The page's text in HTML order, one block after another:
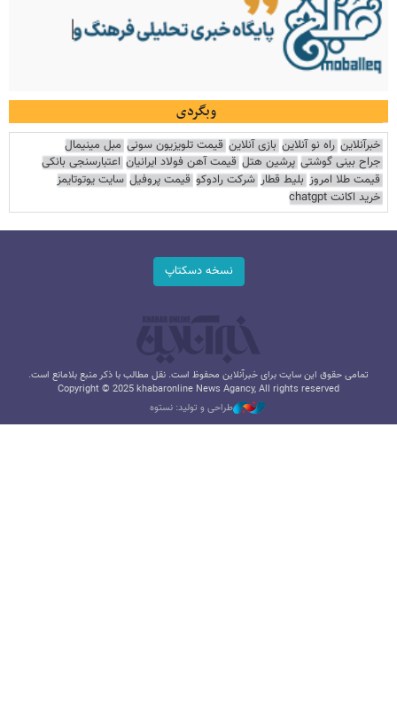
وبگردی
خبرآنلاین راه نو آنلاین بازی آنلاین قیمت تلویزیون سونی مبل مینیمال
جراح بینی گوشتی پرشین هتل قیمت آهن فولاد ایرانیان اعتبارسنجی بانکی
قیمت طلا امروز بلیط قطار شرکت رادوکو قیمت پروفیل سایت یوتوتایمز
خرید اکانت chatgpt
نسخه دسکتاپ
تمامی حقوق این سایت برای خبرآنلاین محفوظ است. نقل مطالب با ذکر منبع بلامانع است.
Copyright © 2025 khabaronline News Agancy, All rights reserved
طراحی و تولید: نستوه